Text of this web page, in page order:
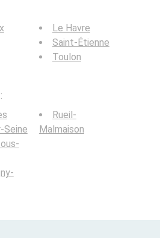
Le Havre
Saint-Étienne
Toulon
Seine
Rueil-
Malmaison